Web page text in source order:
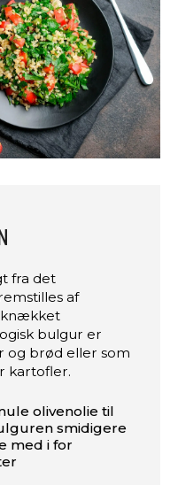
fra det
af
knækket
bulgur er
og brød eller som
kartofler.
olivenolie til
smidigere
med i for